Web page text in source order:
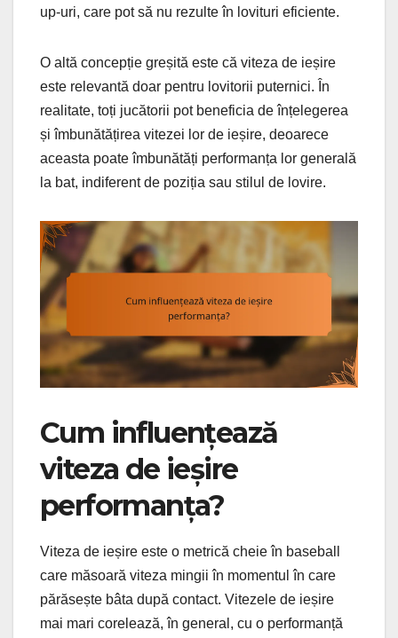
up-uri, care pot să nu rezulte în lovituri eficiente.
O altă concepție greșită este că viteza de ieșire
este relevantă doar pentru lovitorii puternici. În
realitate, toți jucătorii pot beneficia de înțelegerea
și îmbunătățirea vitezei lor de ieșire, deoarece
aceasta poate îmbunătăți performanța lor generală
la bat, indiferent de poziția sau stilul de lovire.
Cum influențează
viteza de ieșire
performanța?
Viteza de ieșire este o metrică cheie în baseball
care măsoară viteza mingii în momentul în care
părăsește bâta după contact. Vitezele de ieșire
mai mari corelează, în general, cu o performanță